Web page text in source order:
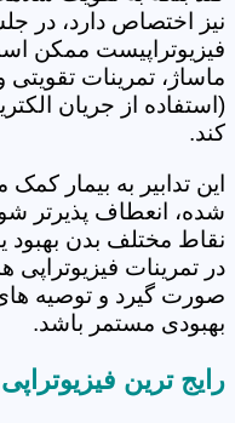
نیز اختصاص دارد، در
فیزیوتراپیست ممکن
ماساژ، تمرینات تقویتی
(استفاده از جریان
کند.
این تدابیر به بیمار
شده، انعطاف پذیرتر
نقاط مختلف بدن بهبود
در تمرینات فیزیوتراپی
صورت گیرد و توصیه های
بهبودی مستمر باشد.
رایج ترین